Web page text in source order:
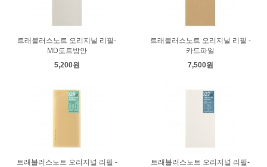
트래블러스노트 오리지널 리필-
MD도트방안
5,200원
트래블러스노트 오리지널 리필 -
카드파일
7,500원
트래블러스노트 오리지널 리필 -
트래블러스노트 오리지널 리필-